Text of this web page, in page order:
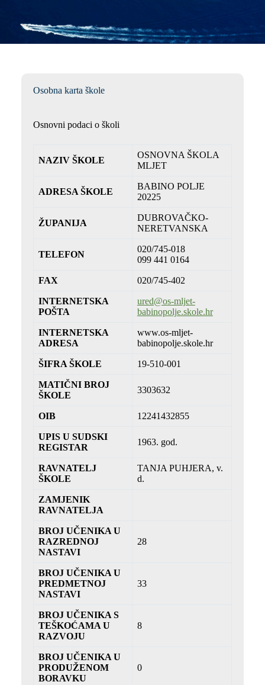
Osobna karta škole
Osnovni podaci o školi
NAZIV ŠKOLE
OSNOVNA ŠKOLA
MLJET
ADRESA ŠKOLE
BABINO POLJE
20225
ŽUPANIJA
DUBROVAČKO-
NERETVANSKA
TELEFON
020/745-018
099 441 0164
FAX 020/745-402
INTERNETSKA
POŠTA
ured@os-mljet-
babinopolje.skole.hr
INTERNETSKA
ADRESA
www.os-mljet-
babinopolje.skole.hr
ŠIFRA ŠKOLE 19-510-001
MATIČNI BROJ
ŠKOLE
3303632
OIB 12241432855
UPIS U SUDSKI
REGISTAR
1963. god.
RAVNATELJ
ŠKOLE
TANJA PUHJERA, v.
d.
ZAMJENIK
RAVNATELJA
BROJ UČENIKA U
RAZREDNOJ
NASTAVI
28
BROJ UČENIKA U
PREDMETNOJ
NASTAVI
33
BROJ UČENIKA S
TEŠKOĆAMA U
RAZVOJU
8
BROJ UČENIKA U
PRODUŽENOM
BORAVKU
0